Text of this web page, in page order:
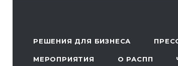
РЕШЕНИЯ ДЛЯ БИЗНЕСА
МЕРОПРИЯТИЯ О РАСПП